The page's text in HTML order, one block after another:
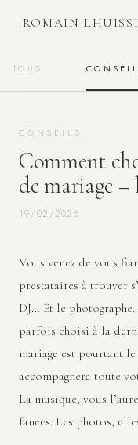
ROMAIN
TOUS
CONSEILS
Comment
de mariage
19/02/2026
Vous venez de vous
prestataires à trouver
DJ… Et le
parfois choisi à la
mariage est pourtant
accompagnera toute
La musique, vous
fanées. Les photos,